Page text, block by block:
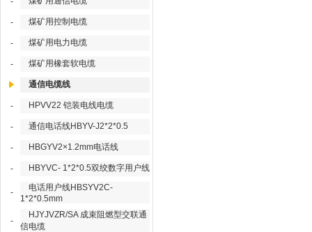
- 煤矿用控制电缆
- 煤矿用电力电缆
- 煤矿用橡套软电缆
通信电缆线
- HPVV22 铠装电线电缆
- 通信电话线HBYV-J2*2*0.5
- HBGYV2×1.2mm电话线
- HBYVC- 1*2*0.5双绞数字用户线
-
电话用户线HBSYV2C-
1*2*0.5mm
-
HJYJVZR/SA 成束阻燃型交联通
信电缆